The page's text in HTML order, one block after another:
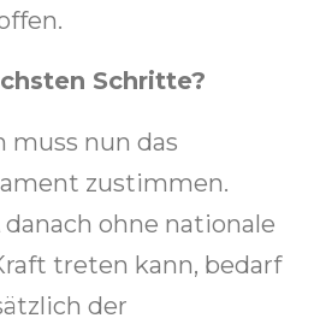
Schritte?
muss nun das
zustimmen.
ohne nationale
treten kann, bedarf
der